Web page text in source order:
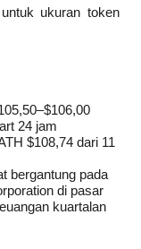
ukuran token
24 jam
$108,74 dari 11
bergantung pada
di pasar
kuartalan